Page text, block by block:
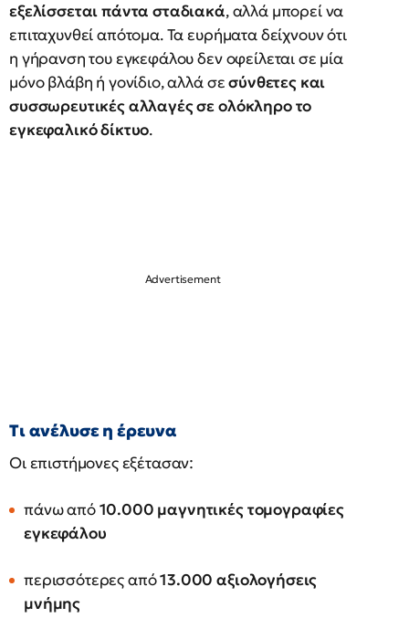
εξελίσσεται πάντα σταδιακά, αλλά μπορεί να
επιταχυνθεί απότομα. Τα ευρήματα δείχνουν ότι
η γήρανση του εγκεφάλου δεν οφείλεται σε μία
μόνο βλάβη ή γονίδιο, αλλά σεσύνθετες και
συσσωρευτικές αλλαγές σε ολόκληρο το
εγκεφαλικό δίκτυο.
Τι ανέλυσε η έρευνα
Οι επιστήμονες εξέτασαν:
πάνω από10.000 μαγνητικές τομογραφίες
εγκεφάλου
περισσότερες από13.000 αξιολογήσεις
μνήμης